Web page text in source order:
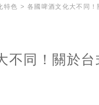
特色 >各國啤酒文化大不同
不同！關於